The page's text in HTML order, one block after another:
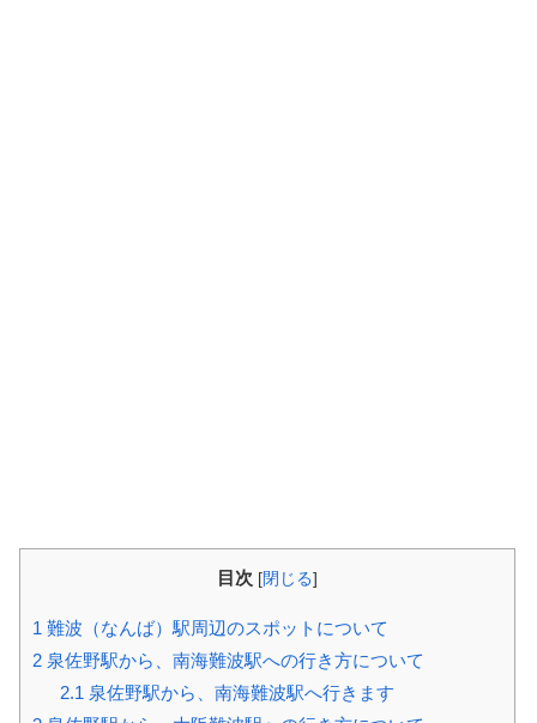
目次 [閉じる]
1 難波（なんば）駅周辺のスポットについて
2 泉佐野駅から、南海難波駅への行き方について
2.1 泉佐野駅から、南海難波駅へ行きます